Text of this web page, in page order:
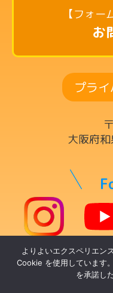
リトミックコース
英語リトミックコース
ドラムコース
ボーカルコース
ギター・ウクレレ・
キーボードコース
ママの為の英語コース
チケット制レッスン
講師一覧
【フォ
お
プラ
大阪府
© トント
よりよいエクスペリエン
Cookie を使用しています
を承諾し